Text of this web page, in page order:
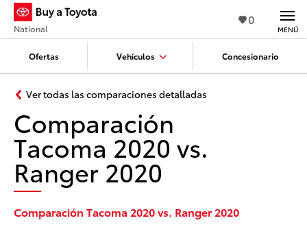
0
Ofertas Vehículos Concesionario
National MENÚ
Ver todas las comparaciones detalladas
Comparación
Tacoma 2020 vs.
Ranger 2020
Comparación Tacoma 2020 vs. Ranger 2020